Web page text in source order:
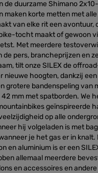
de duurzame Shimano
maken korte metten met alle
van elke rit een avontuur,
tocht maakt of gewoon
Met meerdere
de pers, brancheprijzen en
tilt onze SILEX de
nieuwe hoogten, dankzij
grotere bandenspeling van
mm met spatborden. We
geïnspireerde
op alle
hij volgeladen is met
je het gas er in knalt.
en aluminium is er een
allemaal meerdere
en accessoires en